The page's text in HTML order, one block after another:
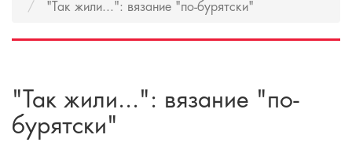
"Так жили...": вязание "по-бурятски"
"Так жили...": вязание "по-
бурятски"